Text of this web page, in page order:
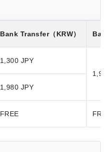
Bank Transfer（KRW）
1,300 JPY
1,980 JPY
FREE